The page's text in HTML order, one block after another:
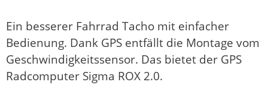
Ein besserer Fahrrad Tacho mit einfacher
Bedienung. Dank GPS entfällt die Montage vom
Geschwindigkeitssensor. Das bietet der GPS
Radcomputer Sigma ROX 2.0.